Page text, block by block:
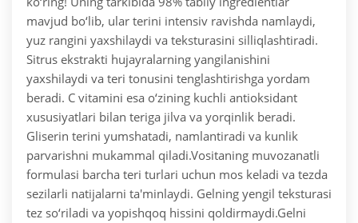
mavjud bo‘lib, ular terini intensiv ravishda namlaydi,
yuz rangini yaxshilaydi va teksturasini silliqlashtiradi.
Sitrus ekstrakti hujayralarning yangilanishini
yaxshilaydi va teri tonusini tenglashtirishga yordam
beradi. C vitamini esa o‘zining kuchli antioksidant
xususiyatlari bilan teriga jilva va yorqinlik beradi.
Gliserin terini yumshatadi, namlantiradi va kunlik
parvarishni mukammal qiladi.Vositaning muvozanatli
formulasi barcha teri turlari uchun mos keladi va tezda
sezilarli natijalarni ta'minlaydi. Gelning yengil teksturasi
tez so‘riladi va yopishqoq hissini qoldirmaydi.Gelni